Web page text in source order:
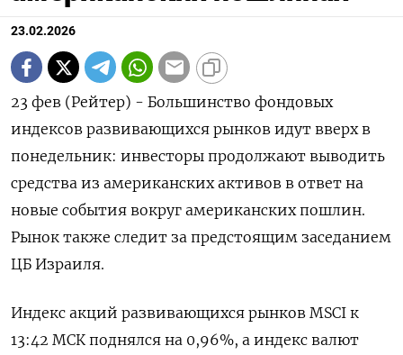
23.02.2026
23 фев (Рейтер) - Большинство фондовых
индексов развивающихся рынков идут вверх в
понедельник: инвесторы продолжают выводить
средства из американских активов в ответ на
новые события вокруг американских пошлин.
‌Рынок также следит за предстоящим заседанием
ЦБ Израиля.
Индекс акций развивающихся рынков MSCI к
13:42 МСК поднялся на 0,96%, а индекс валют